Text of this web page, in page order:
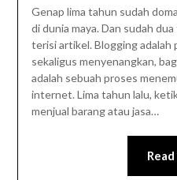
Genap lima tahun sudah
di dunia maya. Dan sudah
terisi artikel. Blogging adalah
sekaligus menyenangkan,
adalah sebuah proses
internet. Lima tahun lalu,
menjual barang atau jasa…